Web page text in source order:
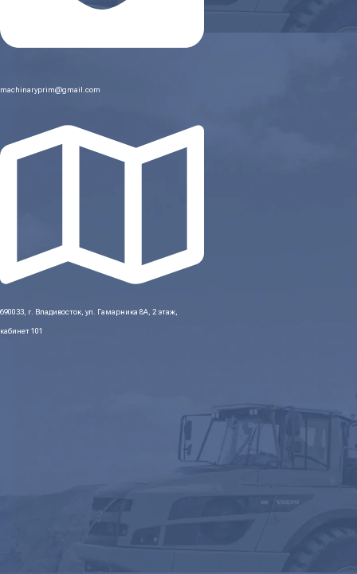
machinaryprim@gmail.com
690033, г. Владивосток, ул. Гамарника 8А, 2 этаж,
кабинет 101